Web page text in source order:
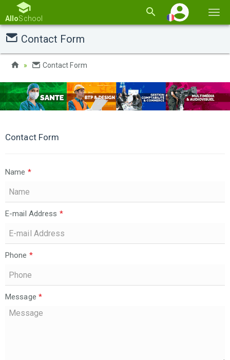
la
AlloSchool
Contact Form
Contact Form
Contact Form
Name *
E-mail Address *
Phone *
Message *